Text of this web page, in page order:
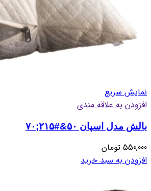
نمایش سریع
افزودن به علاقه مندی
بالش مدل اسپان ۵۰&#۲۱۵;۷۰
550,000 تومان
افزودن به سبد خرید